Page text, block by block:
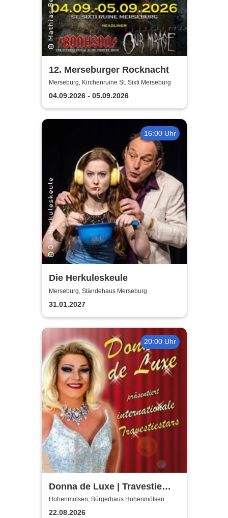
12. Merseburger Rocknacht
Merseburg, Kirchenruine St. Sixti Merseburg
04.09.2026 - 05.09.2026
16:00 Uhr
Die Herkuleskeule
Merseburg, Ständehaus Merseburg
31.01.2027
20:00 Uhr
Donna de Luxe | Travestie
Show
Hohenmölsen, Bürgerhaus Hohenmölsen
22.08.2026